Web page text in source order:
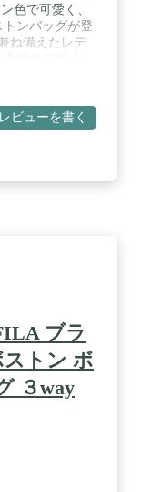
色で可愛く、
ンバッグが登
ね備えたレデ
丁寧に厳選し
わりました！
強度に優れた
大容量収納&
縦34cm×幅
類・小物)を
。⑤9つのポケ
ファイルや書
折畳傘、など
に合わせて使
・ハンドバッ
使い分けでき
掛け・斜めがけ
ながら水にも
ても丈夫で長
オシャレな素
強化されたク
計されていま
レビューを書く
ブラ
トン ボ
３way